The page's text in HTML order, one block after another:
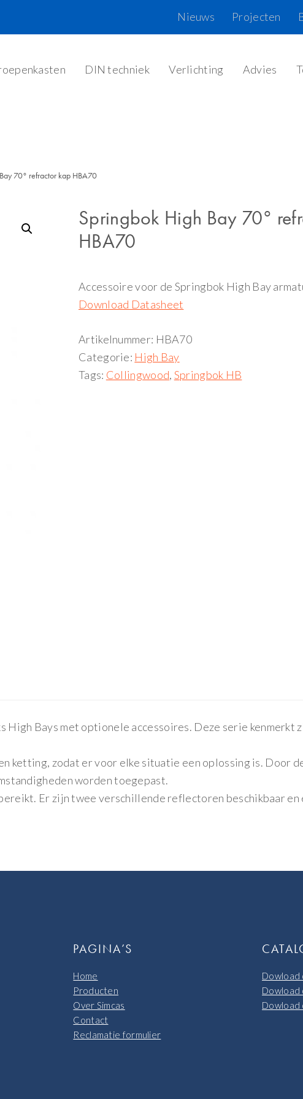
Projecten
Nieuws
DIN techniek Verlichting Advies
70° refractor kap HBA70
Springbok High Bay 70°
HBA70
Accessoire voor de Springbok High Bay
Download Datasheet
Artikelnummer: HBA70
Categorie: High Bay
Tags: Collingwood, Springbok HB
Bays met optionele accessoires. Deze serie kenmerkt
ketting, zodat er voor elke situatie een oplossing is. Door
worden toegepast.
Er zijn twee verschillende reflectoren beschikbaar
PAGINA’S
Home
Producten
Over Simcas
Contact
Reclamatie formulier
Dowload
Dowload
Dowload